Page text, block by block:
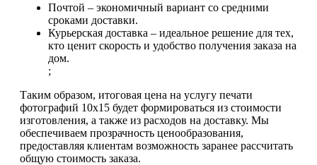
Почтой – экономичный вариант со средними
сроками доставки.
Курьерская доставка – идеальное решение для тех,
кто ценит скорость и удобство получения заказа на
дом.
;
Таким образом, итоговая цена на услугу печати
фотографий 10х15 будет формироваться из стоимости
изготовления, а также из расходов на доставку. Мы
обеспечиваем прозрачность ценообразования,
предоставляя клиентам возможность заранее рассчитать
общую стоимость заказа.